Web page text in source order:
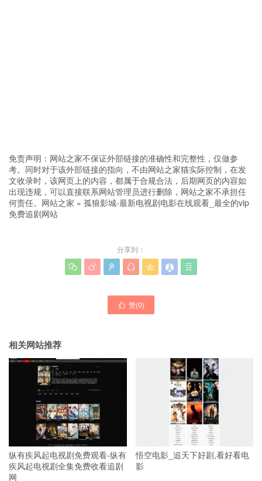
免责声明：网站之家不保证外部链接的准确性和完整性，仅做参
考。同时对于该外部链接的指向，不由网站之家猫实际控制，在发
文收录时，该网页上的内容，都属于合规合法，后期网页的内容如
出现违规，可以直接联系网站管理员进行删除，网站之家不承担任
何责任。 网站之家 » 孤狼影城-最新电视剧电影在线观看_最全的vip
免费追剧网站
分享到：
      
 赞(0)
相关网站推荐
纵有疾风起电视剧免费观看-纵有
疾风起电视剧全集免费收看追剧
网
悟空电影_追天下好剧,看好看电
影